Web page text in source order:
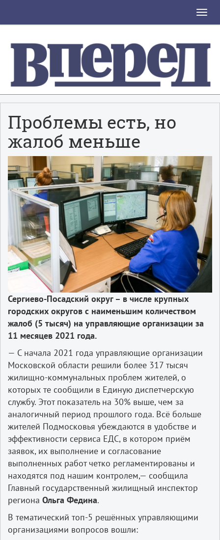
Toggle
Проблемы есть, но
жалоб меньше
Сергиево-Посадский округ – в числе крупных
городских округов с наименьшим количеством
жалоб (5 тысяч) на управляющие организации за
11 месяцев 2021 года.
— С начала 2021 года управляющие организации
Московской области решили более 317 тысяч
жилищно-коммунальных проблем жителей, о
которых те сообщили в Единую диспетчерскую
службу. Этот показатель на 30% выше, чем за
аналогичный период прошлого года. Всё больше
жителей Подмосковья убеждаются в удобстве и
эффективности сервиса ЕДС, в котором приём
заявок, их выполнение и согласование
выполненных работ четко регламентированы и
находятся под нашим контролем,— сообщила
Главный государственный жилищный инспектор
региона Ольга Федина.
В тематический топ-5 решённых управляющими
организациями вопросов вошли: